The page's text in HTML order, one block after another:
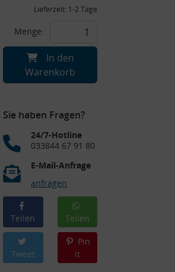
Lieferzeit: 1-2 Tage
Menge:
In den
Warenkorb
Sie haben Fragen?
24/7-Hotline
033844 67 91 80
E-Mail-Anfrage
anfragen
Teilen Teilen
Tweet
Pin
it